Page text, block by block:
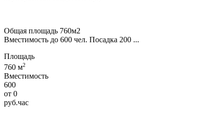
Общая площадь 760м2
Вместимость до 600 чел. Посадка 200 ...
Площадь
760 м2
Вместимость
600
от 0
руб.час